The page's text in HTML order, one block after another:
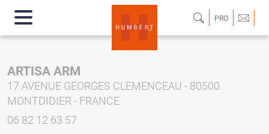
PRO
ARTISA ARM
17 AVENUE GEORGES CLEMENCEAU - 80500
MONTDIDIER - FRANCE
06 82 12 63 57